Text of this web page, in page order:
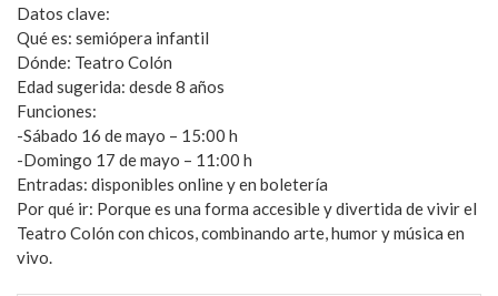
Datos clave:
Qué es: semiópera infantil
Dónde: Teatro Colón
Edad sugerida: desde 8 años
Funciones:
-Sábado 16 de mayo – 15:00 h
-Domingo 17 de mayo – 11:00 h
Entradas: disponibles online y en boletería
Por qué ir: Porque es una forma accesible y divertida de vivir el
Teatro Colón con chicos, combinando arte, humor y música en
vivo.